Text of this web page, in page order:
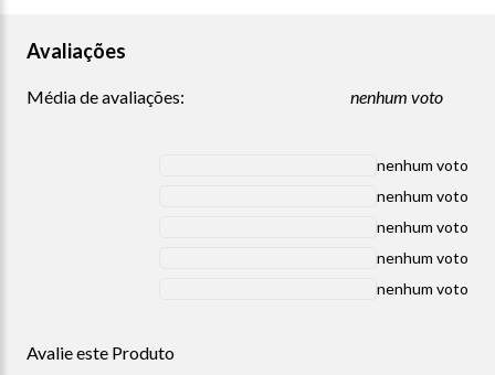
Avaliações
Média de avaliações: nenhum voto
nenhum voto
nenhum voto
nenhum voto
nenhum voto
nenhum voto
Avalie este Produto